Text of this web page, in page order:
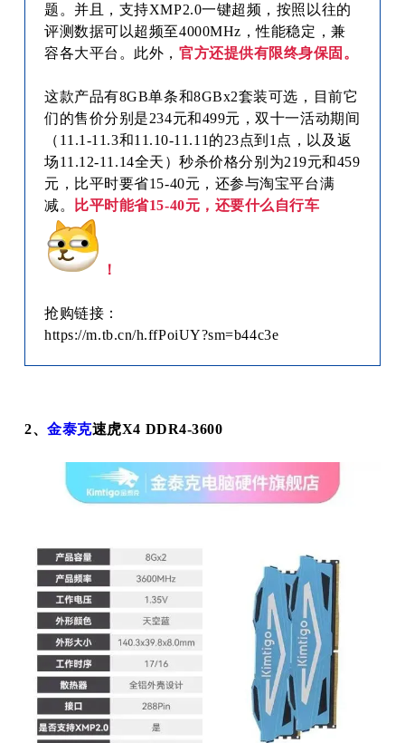
题。并且，支持XMP2.0一键超频，按照以往的
评测数据可以超频至4000MHz，性能稳定，兼
容各大平台。此外，官方还提供有限终身保固。
这款产品有8GB单条和8GBx2套装可选，目前它
们的售价分别是234元和499元，双十一活动期间
（11.1-11.3和11.10-11.11的23点到1点，以及返
场11.12-11.14全天）秒杀价格分别为219元和459
元，比平时要省15-40元，还参与淘宝平台满
减。
比平时能省15-40元，还要什么自行车
！
抢购链接：
https://m.tb.cn/h.ffPoiUY?sm=b44c3e
2、金泰克速虎X4 DDR4-3600